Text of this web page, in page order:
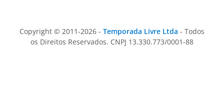
Copyright © 2011-2026 - Temporada Livre Ltda - Todos
os Direitos Reservados. CNPJ 13.330.773/0001-88